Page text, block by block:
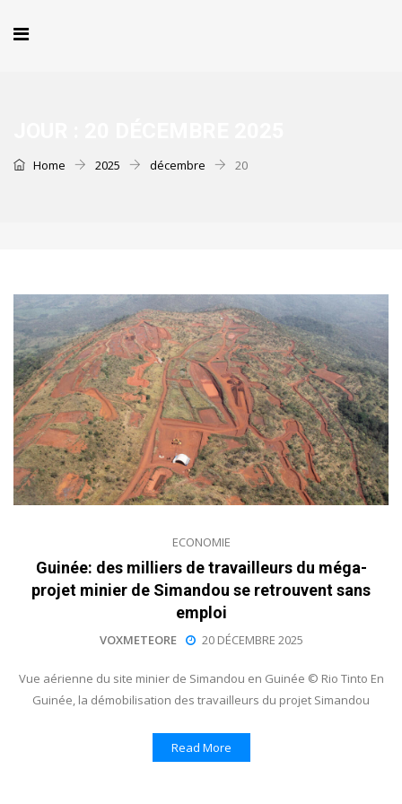
Home 2025 décembre 20
ECONOMIE
Guinée: des milliers de travailleurs du méga-
projet minier de Simandou se retrouvent sans
emploi
VOXMETEORE 20 DÉCEMBRE 2025
Vue aérienne du site minier de Simandou en Guinée © Rio Tinto En
Guinée, la démobilisation des travailleurs du projet Simandou
Read More